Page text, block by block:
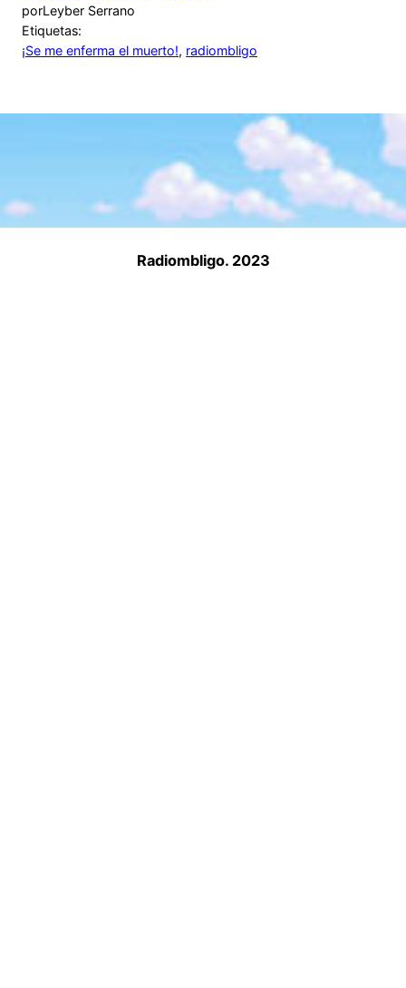
porLeyber Serrano
Etiquetas:
¡Se me enferma el muerto!, radiombligo
Radiombligo. 2023